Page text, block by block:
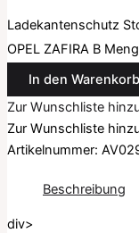
Ladekantenschutz
OPEL ZAFIRA B
In den Warenkorb
Zur Wunschliste
Zur Wunschliste
Artikelnummer:
Beschreibung
div>